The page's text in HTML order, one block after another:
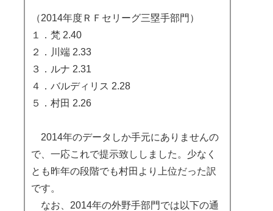
（2014年度ＲＦセリーグ三塁手部門）
１．梵 2.40
２．川端 2.33
３．ルナ 2.31
４．バルディリス 2.28
５．村田 2.26
2014年のデータしか手元にありませんの
で、一応これで提示致ししました。少なく
とも昨年の段階でも村田より上位だった訳
です。
なお、2014年の外野手部門では以下の通